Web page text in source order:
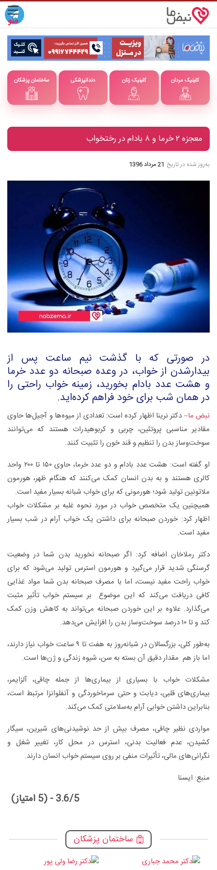
ساختمان پزشکان دندانپزشکی کلینیک زنان کلینیک مردان
معجزه ۲ خرما و ۸ بادام در رختخواب
به‌روز شده در تاریخ 21 مرداد 1396
در صورتی که با گذشت نیم ساعت پس از
بیدارشدن از خواب، در وعده صبحانه دو عدد خرما
و هشت عدد بادام بخورید، زمینه خواب راحتی را
در همان شب برای خود فراهم کرده‌اید.
نبض ما– دکتر نرینا اظهار کرده است: تعدادی از میوه‌ها و آجیل‌ها حاوی
مقادیر مناسبی پروتئین، چربی و کربوهیدرات هستند که می‌توانند
سوخت‌وساز بدن را تنظیم و قند خون را تثبیت کنند.
او گفته است: هشت عدد بادام و دو عدد خرما، حاوی ۱۵۰ تا ۲۰۰ واحد
کالری هستند و به بدن انسان کمک می‌کنند که هنگام ظهر، هورمون
ملاتونین تولید شود؛ هورمونی که برای خواب شبانه بسیار مفید است.
همیچنین یک متخصص خواب در مورد نحوه غلبه بر مشکلات خواب
اظهار کرد: خوردن صبحانه برای داشتن یک خواب آرام در شب بسیار
مفید است.
دکتر رملاخان اضافه کرد: اگر صبحانه نخورید بدن شما در وضعیت
گرسنگی شدید قرار می‌گیرد و هورمون استرس تولید می‌شود که برای
خواب راحت مفید نیست، اما با مصرف صبحانه بدن شما مواد غذایی
کافی دریافت می‌کند که این موضوع بر سیستم خواب تأثیر مثبت
می‌گذارد. علاوه بر این خوردن صبحانه می‌تواند به کاهش وزن کمک
کند و تا ۱۰ درصد سوخت‌وساز بدن را افزایش می‌دهد.
به‌طور کلی، بزرگسالان در شبانه‌روز به هفت تا ۹ ساعت خواب نیاز دارند،
اما باز هم مقدار دقیق آن بسته به سن، شیوه زندگی و ژن‌ها است.
مشکلات خواب با بسیاری از بیماری‌ها از جمله چاقی، آلزایمر،
بیماری‌های قلبی، دیابت و حتی سرماخوردگی و آنفلوانزا مرتبط است،
بنابراین داشتن خوابی آرام به‌سلامتی کمک می‌کند.
مواردی نظیر چاقی، مصرف بیش از حد نوشیدنی‌های شیرین، سیگار
کشیدن، عدم فعالیت بدنی، استرس در محل کار، تغییر شغل و
نگرانی‌های مالی، تأثیرات منفی بر روی سیستم خواب انسان دارند.
منبع: ایسنا
3.6/5 - (5 امتیاز)
ساختمان پزشکان